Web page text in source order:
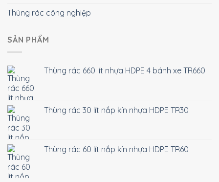
Thùng rác công nghiệp
SẢN PHẨM
Thùng rác 660 lít nhựa HDPE 4 bánh xe TR660
Thùng rác 30 lít nắp kín nhựa HDPE TR30
Thùng rác 60 lít nắp kín nhựa HDPE TR60